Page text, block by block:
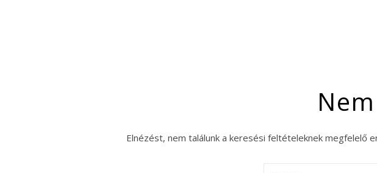
Elnézést, nem találunk a keresési feltételeknek megfelelő